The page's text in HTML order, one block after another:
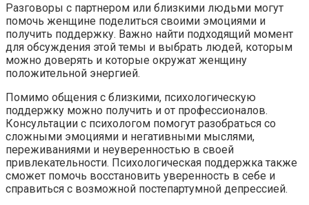
Разговоры с партнером или близкими людьми могут
помочь женщине поделиться своими эмоциями и
получить поддержку. Важно найти подходящий момент
для обсуждения этой темы и выбрать людей, которым
можно доверять и которые окружат женщину
положительной энергией.
Помимо общения с близкими, психологическую
поддержку можно получить и от профессионалов.
Консультации с психологом помогут разобраться со
сложными эмоциями и негативными мыслями,
переживаниями и неуверенностью в своей
привлекательности. Психологическая поддержка также
сможет помочь восстановить уверенность в себе и
справиться с возможной постепартумной депрессией.